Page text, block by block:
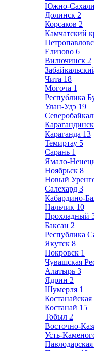
Южно-
Долинск 2
Корсаков 2
Камчатский
Елизово 6
Вилючинск 2
Чита 18
Могоча 1
Республика
Улан-Удэ 19
Караганда 13
Темиртау 5
Сарань 1
Ямало-
Ноябрьск 8
Новый
Салехард 3
Кабардино-
Нальчик 10
Прохладный
Баксан 2
Республика
Якутск 8
Покровск 1
Чувашская
Алатырь 3
Ядрин 2
Шумерля 1
Костанайская
Костанай 15
Тобыл 2
Восточно-
Усть-
Павлодарская